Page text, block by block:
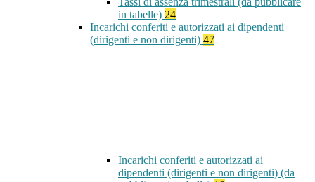
in tabelle) 24
Incarichi conferiti e autorizzati ai dipendenti
(dirigenti e non dirigenti) 47
Incarichi conferiti e autorizzati ai
dipendenti (dirigenti e non dirigenti) (da